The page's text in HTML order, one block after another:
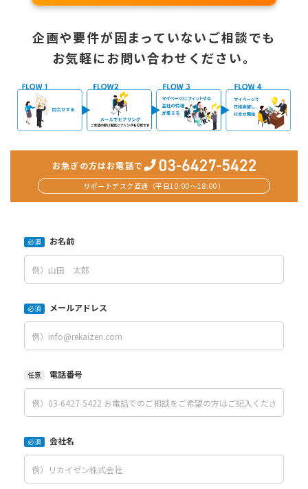
企画や要件が固まっていないご相談でも
お気軽にお問い合わせください。
お急ぎの方はお電話で
サポートデスク直通（平日10:00〜18:00）
必須 お名前
必須 メールアドレス
任意 電話番号
必須 会社名